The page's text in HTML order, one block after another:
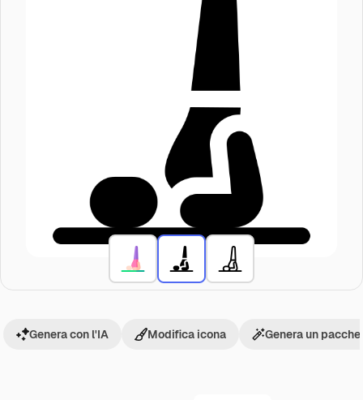
Genera con l'IA Modifica icona Genera un